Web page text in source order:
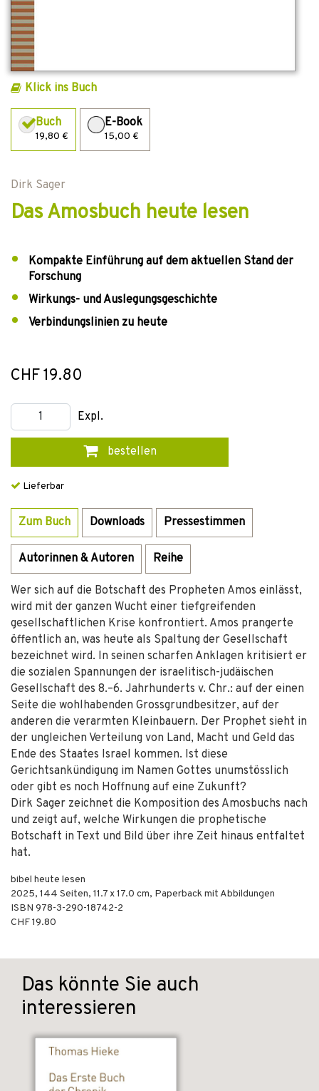
Klick ins Buch
Buch
19,80 €
E-Book
15,00 €
Dirk Sager
Das Amosbuch heute lesen
Kompakte Einführung auf dem aktuellen Stand der
Forschung
Wirkungs- und Auslegungsgeschichte
Verbindungslinien zu heute
CHF 19.80
Expl.
bestellen
Lieferbar
Zum Buch Downloads Pressestimmen
Autorinnen & Autoren Reihe
Wer sich auf die Botschaft des Propheten Amos einlässt,
wird mit der ganzen Wucht einer tiefgreifenden
gesellschaftlichen Krise konfrontiert. Amos prangerte
öffentlich an, was heute als Spaltung der Gesellschaft
bezeichnet wird. In seinen scharfen Anklagen kritisiert er
die sozialen Spannungen der israelitisch-judäischen
Gesellschaft des 8.–6. Jahrhunderts v. Chr.: auf der einen
Seite die wohlhabenden Grossgrundbesitzer, auf der
anderen die verarmten Kleinbauern. Der Prophet sieht in
der ungleichen Verteilung von Land, Macht und Geld das
Ende des Staates Israel kommen. Ist diese
Gerichtsankündigung im Namen Gottes unumstösslich
oder gibt es noch Hoffnung auf eine Zukunft?
Dirk Sager zeichnet die Komposition des Amosbuchs nach
und zeigt auf, welche Wirkungen die prophetische
Botschaft in Text und Bild über ihre Zeit hinaus entfaltet
hat.
bibel heute lesen
2025, 144 Seiten, 11.7 x 17.0 cm, Paperback mit Abbildungen
ISBN 978-3-290-18742-2
CHF 19.80
Das könnte Sie auch
interessieren